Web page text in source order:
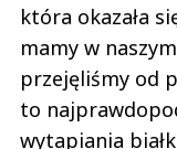
która okazała
mamy w
przejęliśmy od
to
wytapiania